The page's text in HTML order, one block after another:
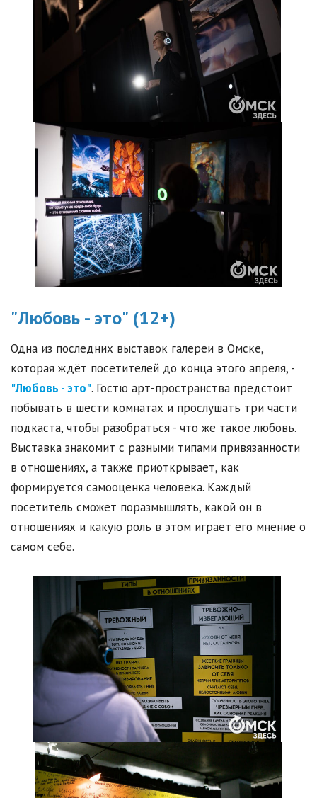
"Любовь - это" (12+)
Одна из последних выставок галереи в Омске,
которая ждёт посетителей до конца этого апреля, -
"Любовь - это". Гостю арт-пространства предстоит
побывать в шести комнатах и прослушать три части
подкаста, чтобы разобраться - что же такое любовь.
Выставка знакомит с разными типами привязанности
в отношениях, а также приоткрывает, как
формируется самооценка человека. Каждый
посетитель сможет поразмышлять, какой он в
отношениях и какую роль в этом играет его мнение о
самом себе.